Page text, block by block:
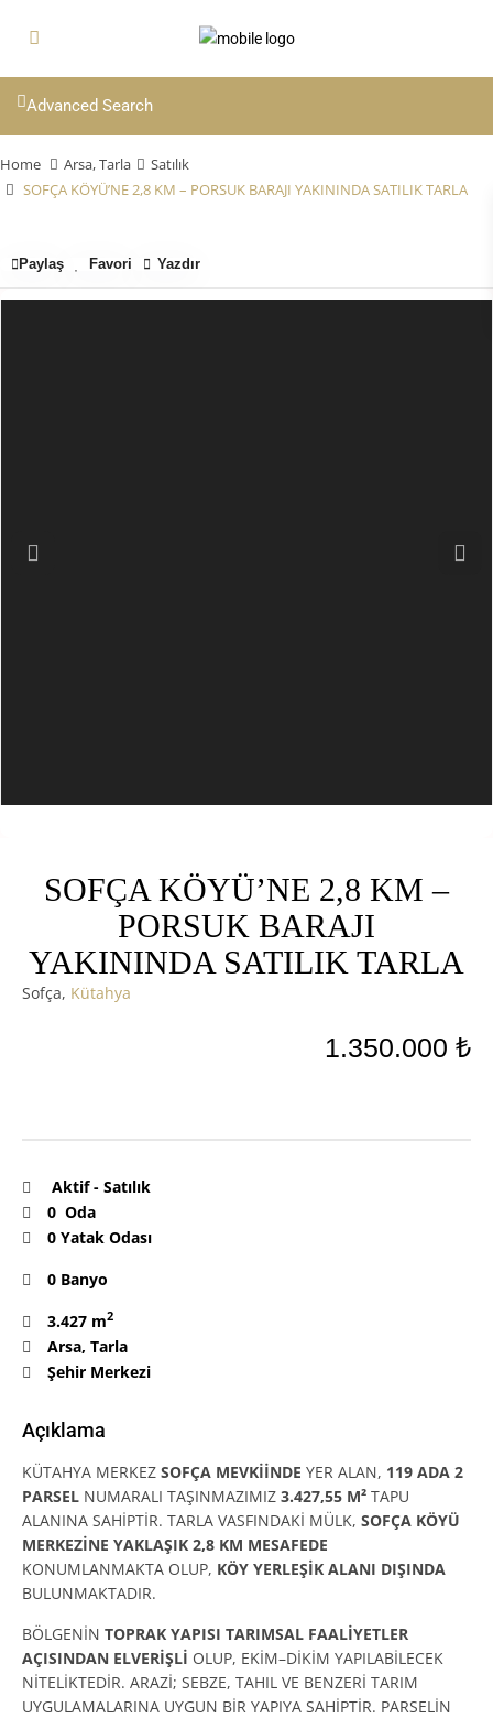
Advanced Search
Home Arsa,Tarla
Satılık
SOFÇA KÖYÜ’NE 2,8 KM – PORSUK BARAJI YAKININDA SATILIK TARLA
Paylaş Favori Yazdır
Previous Next
SOFÇA KÖYÜ’NE 2,8 KM –
PORSUK BARAJI
YAKININDA SATILIK TARLA
Sofça, Kütahya
1.350.000 ₺
Aktif- Satılık
0 Oda
0 Yatak Odası
0 Banyo
3.427 m2
Arsa, Tarla
Şehir Merkezi
Açıklama
KÜTAHYA MERKEZ SOFÇA MEVKİİNDE YER ALAN, 119 ADA 2
PARSEL NUMARALI TAŞINMAZIMIZ 3.427,55 M² TAPU
ALANINA SAHİPTİR. TARLA VASFINDAKİ MÜLK, SOFÇA KÖYÜ
MERKEZİNE YAKLAŞIK 2,8 KM MESAFEDE
KONUMLANMAKTA OLUP, KÖY YERLEŞİK ALANI DIŞINDA
BULUNMAKTADIR.
BÖLGENİN TOPRAK YAPISI TARIMSAL FAALİYETLER
AÇISINDAN ELVERİŞLİ OLUP, EKİM–DİKİM YAPILABİLECEK
NİTELİKTEDİR. ARAZİ; SEBZE, TAHIL VE BENZERİ TARIM
UYGULAMALARINA UYGUN BİR YAPIYA SAHİPTİR. PARSELİN